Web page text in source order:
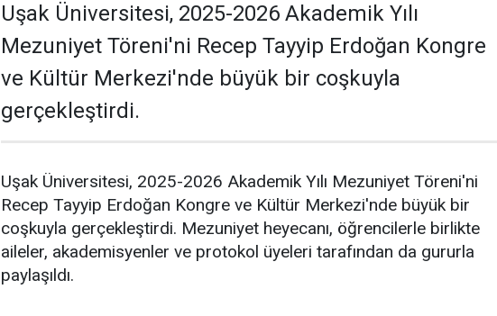
Uşak Üniversitesi, 2025-2026 Akademik Yılı
Mezuniyet Töreni'ni Recep Tayyip Erdoğan Kongre
ve Kültür Merkezi'nde büyük bir coşkuyla
gerçekleştirdi.
Uşak Üniversitesi, 2025-2026 Akademik Yılı Mezuniyet Töreni'ni
Recep Tayyip Erdoğan Kongre ve Kültür Merkezi'nde büyük bir
coşkuyla gerçekleştirdi. Mezuniyet heyecanı, öğrencilerle birlikte
aileler, akademisyenler ve protokol üyeleri tarafından da gururla
paylaşıldı.